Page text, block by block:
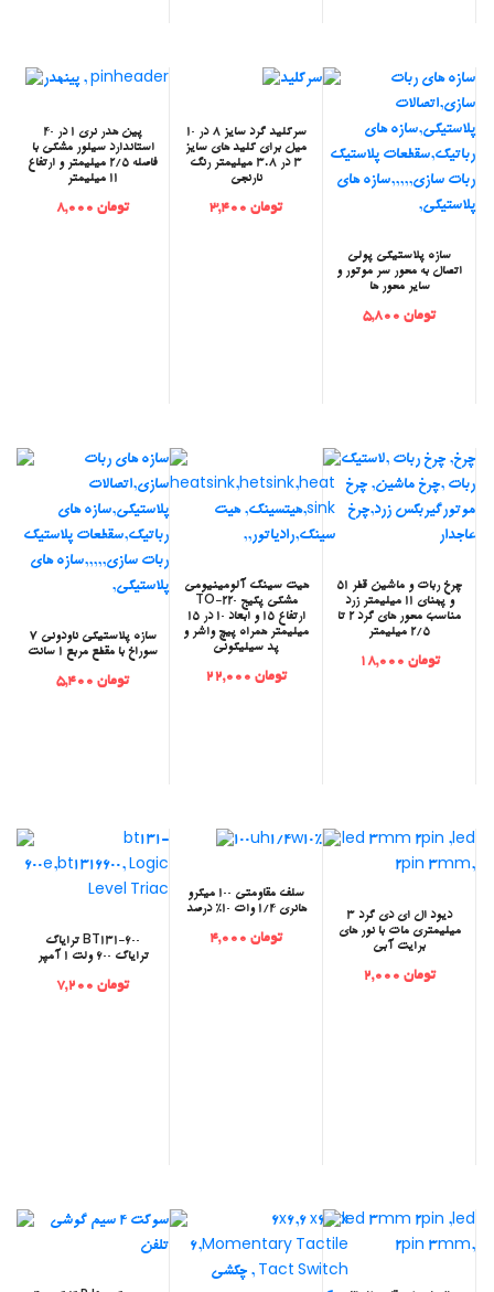
‫پین هدر نری 1 در 40
استاندارد سیلور مشکی با
فاصله 2/5 میلیمتر و ارتفاع
11 میلیمتر
تومان 8,000
‫سرکلید گرد سایز 8 در 10
میل برای کلید های سایز
3 در 3.8 میلیمتر رنگ
نارنجی
تومان 3,400
‫سازه پلاستیکی پولی
اتصال به محور سر موتور و
سایر محور ها
تومان 5,800
‫سازه پلاستیکی ناودونی 7
سوراخ با مقطع مربع 1 سانت
تومان 5,400
‫هیت سینک آلومینیومی
مشکی پکیج TO-220
ارتفاع 15 و ابعاد 10 در 15
میلیمتر همراه پیچ واشر و
پد سیلیکونی
تومان 22,000
‫چرخ ربات و ماشین قطر 51
و پهنای 11 میلیمتر زرد
مناسب محور های گرد 2 تا
2/5 میلیمتر
تومان 18,000
ترایاک BT131-600
ترایاک 600 ولت 1 آمپر
تومان 7,200
‫سلف مقاومتی 100 میکرو
هانری 1/4 وات 10% درصد
تومان 4,000
‫دیود ال ای دی گرد 3
میلیمتری مات با نور های
برایت آبی
تومان 2,000